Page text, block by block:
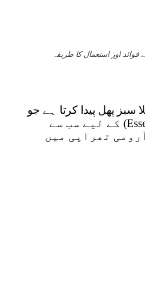
اور استعمال کا طریقہ
سبز پھل پیدا کرتا ہے جو
چھوٹے سنگترے یا لائم کی طرح دکھتا ہے، مگر اس کی خوشبو اور ذائقہ منفرد ہوتا ہے۔ برگموت اپنی خوشبو دار تیل (Essential Oil) کے لیے سب سے
تھراپی میں